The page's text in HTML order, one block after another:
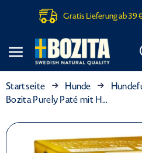
Gratis Lieferung ab 39
Startseite Hunde
Bozita Purely Paté mit Huhn & Hirsch 370 g (Menge: 6 je Bestelleinheit)